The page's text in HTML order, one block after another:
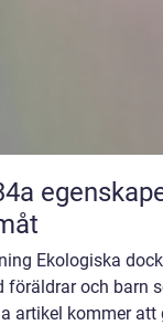
och vägval
Ekologiska
föräldrar och barn
artikel kommer att